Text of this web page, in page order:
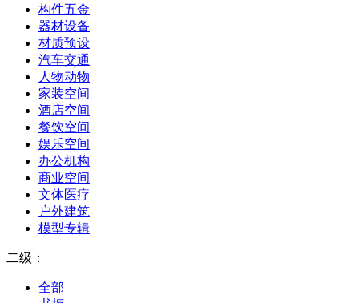
构件五金
器材设备
材质预设
汽车交通
人物动物
家装空间
酒店空间
餐饮空间
娱乐空间
办公机构
商业空间
文体医疗
户外建筑
模型专辑
二级：
全部